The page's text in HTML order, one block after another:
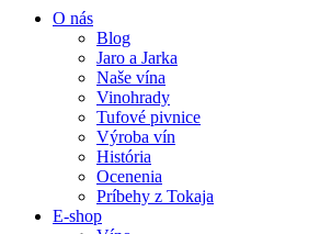
O nás
Blog
Jaro a Jarka
Naše vína
Vinohrady
Tufové pivnice
Výroba vín
História
Ocenenia
Príbehy z Tokaja
E-shop